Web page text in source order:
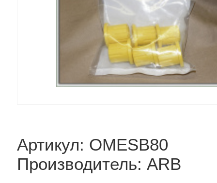
Артикул: OMESB80
Производитель: ARB